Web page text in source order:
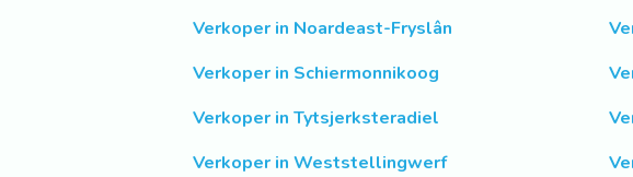
Verkoper in Noardeast-Fryslân
Verkoper in Schiermonnikoog
Verkoper in Tytsjerksteradiel
Verkoper in Weststellingwerf